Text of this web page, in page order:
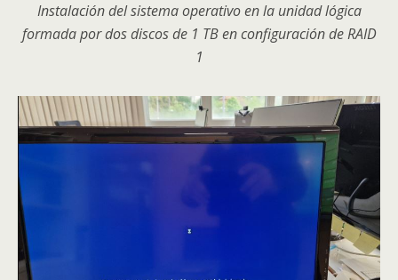
Instalación del sistema operativo en la unidad lógica
formada por dos discos de 1 TB en configuración de RAID
1